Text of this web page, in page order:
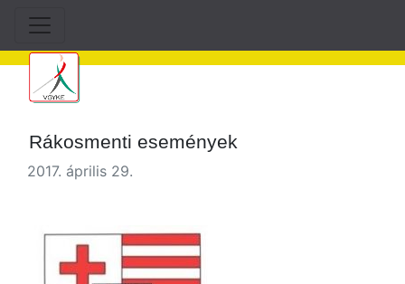
Rákosmenti események
2017. április 29.